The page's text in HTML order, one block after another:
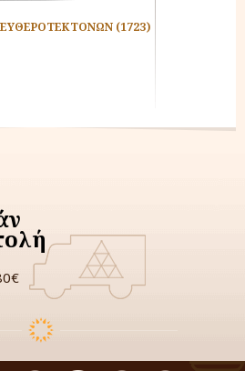
(1723)